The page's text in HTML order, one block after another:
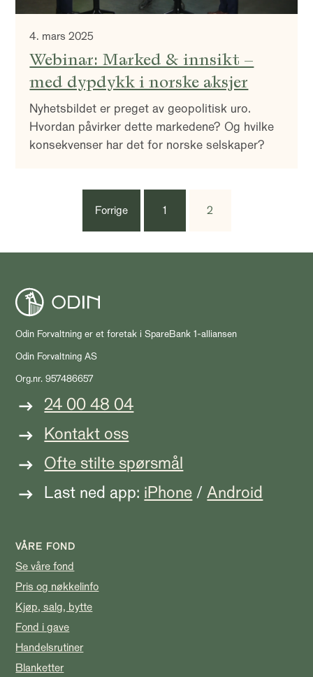
4. mars 2025
Webinar: Marked & innsikt –
med dypdykk i norske aksjer
Nyhetsbildet er preget av geopolitisk uro.
Hvordan påvirker dette markedene? Og hvilke
konsekvenser har det for norske selskaper?
Forrige 1 2
Odin Forvaltning er et foretak i SpareBank 1-alliansen
Odin Forvaltning AS
Org.nr. 957486657
24 00 48 04
Kontakt oss
Ofte stilte spørsmål
Last ned app: iPhone /Android
VÅRE FOND
Se våre fond
Pris og nøkkelinfo
Kjøp, salg, bytte
Fond i gave
Handelsrutiner
Blanketter